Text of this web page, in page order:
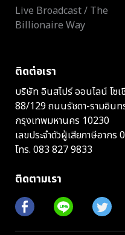
Live Broadcast / The
Billionaire Way
ติดต่อเรา
บริษัท อินสไปร์ ออนไลน์ โซเ
88/129 ถนนรัชดา-รามอินท
กรุงเทพมหานคร 10230
เลขประจำตัวผู้เสียภาษีอาก
โทร. 083 827 9833
ติดตามเรา